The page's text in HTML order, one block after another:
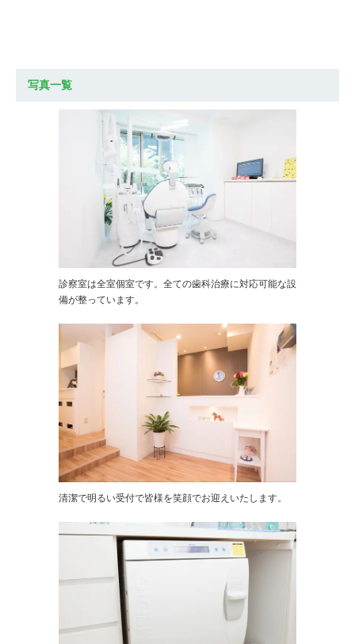
写真一覧
診察室は全室個室です。全ての歯科治療に対応可能な設
備が整っています。
清潔で明るい受付で皆様を笑顔でお迎えいたします。